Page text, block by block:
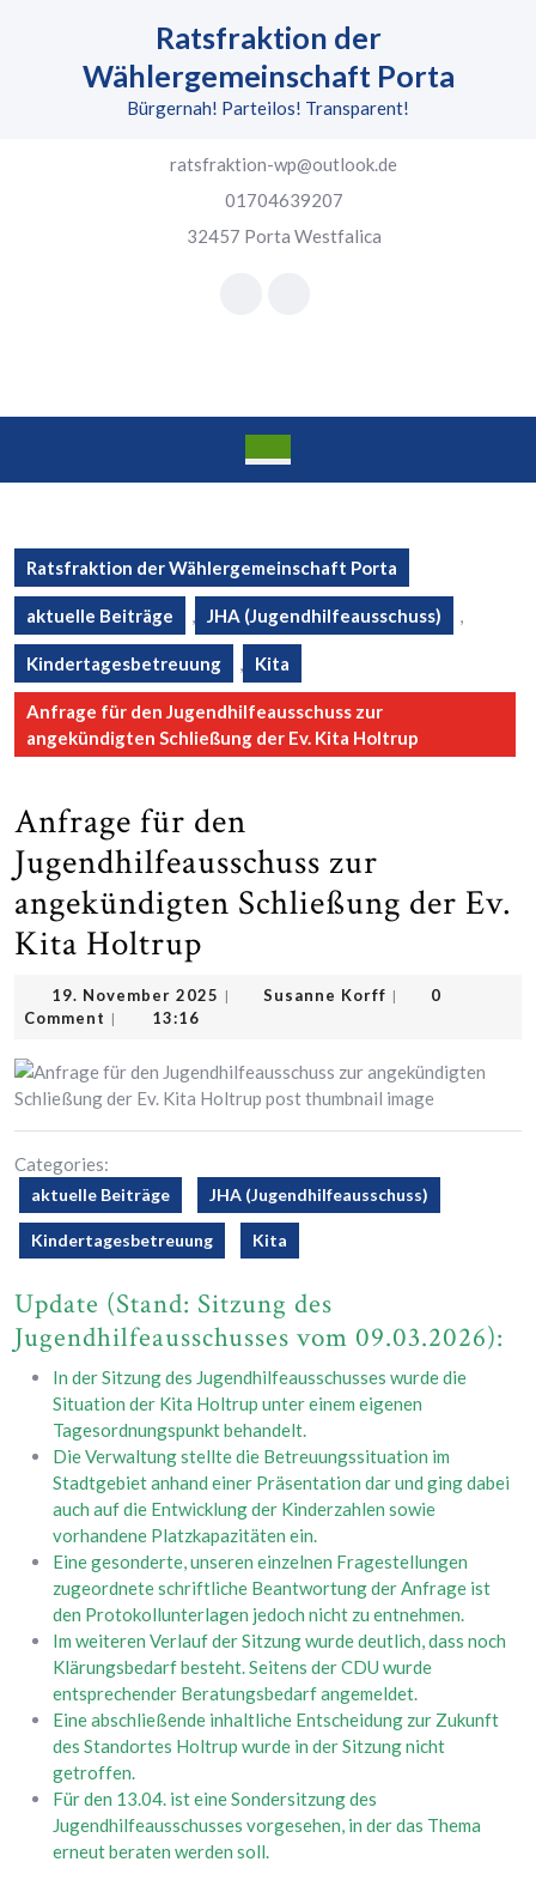
Ratsfraktion der
Wählergemeinschaft Porta
Bürgernah! Parteilos! Transparent!
ratsfraktion-wp@outlook.de
01704639207
32457 Porta Westfalica
Ratsfraktion der Wählergemeinschaft Porta
aktuelle Beiträge , JHA (Jugendhilfeausschuss) ,
Kindertagesbetreuung , Kita
Anfrage für den Jugendhilfeausschuss zur
angekündigten Schließung der Ev. Kita Holtrup
Anfrage für den
Jugendhilfeausschuss zur
angekündigten Schließung der Ev.
Kita Holtrup
19. November 2025 19.
| Susanne Korff Susanne
|
0
Comment | 13:16
Categories:
aktuelle Beiträge JHA (Jugendhilfeausschuss)
Kindertagesbetreuung Kita
Update (Stand: Sitzung des
Jugendhilfeausschusses vom 09.03.2026):
In der Sitzung des Jugendhilfeausschusses wurde die
Situation der Kita Holtrup unter einem eigenen
Tagesordnungspunkt behandelt.
Die Verwaltung stellte die Betreuungssituation im
Stadtgebiet anhand einer Präsentation dar und ging dabei
auch auf die Entwicklung der Kinderzahlen sowie
vorhandene Platzkapazitäten ein.
Eine gesonderte, unseren einzelnen Fragestellungen
zugeordnete schriftliche Beantwortung der Anfrage ist
den Protokollunterlagen jedoch nicht zu entnehmen.
Im weiteren Verlauf der Sitzung wurde deutlich, dass noch
Klärungsbedarf besteht. Seitens der CDU wurde
entsprechender Beratungsbedarf angemeldet.
Eine abschließende inhaltliche Entscheidung zur Zukunft
des Standortes Holtrup wurde in der Sitzung nicht
getroffen.
Für den 13.04. ist eine Sondersitzung des
Jugendhilfeausschusses vorgesehen, in der das Thema
erneut beraten werden soll.